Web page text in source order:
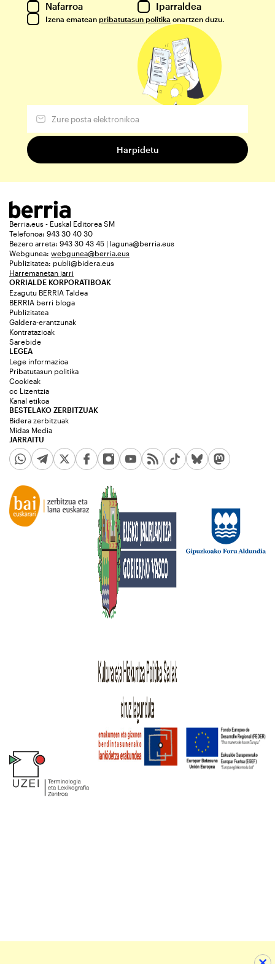
Nafarroa
Iparraldea
Izena ematean pribatutasun politika onartzen duzu.
Berria.eus - Euskal Editorea SM
Telefonoa: 943 30 40 30
Bezero arreta: 943 30 43 45 | laguna@berria.eus
Webgunea: webgunea@berria.eus
Publizitatea: publi@bidera.eus
Harremanetan jarri
ORRIALDE KORPORATIBOAK
Ezagutu BERRIA Taldea
BERRIA berri bloga
Publizitatea
Galdera-erantzunak
Kontratazioak
Sarebide
JARRAITU
LEGEA
Lege informazioa
Pribatutasun politika
Cookieak
cc Lizentzia
Kanal etikoa
BESTELAKO ZERBITZUAK
Bidera zerbitzuak
Midas Media